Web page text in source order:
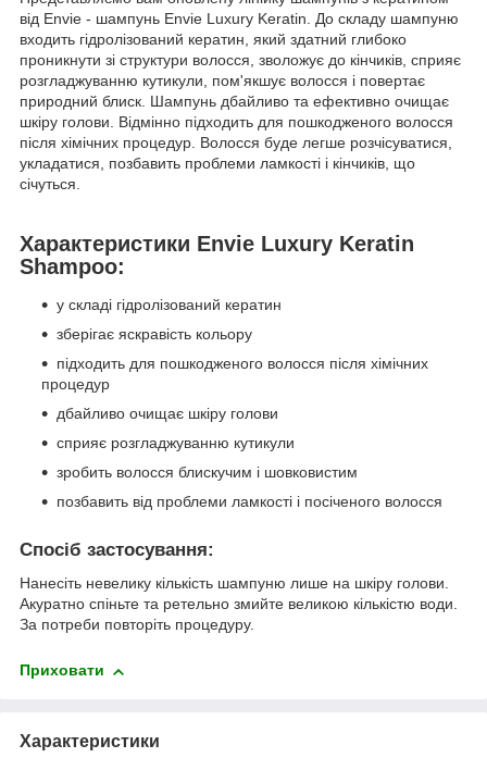
від Envie - шампунь Envie Luxury Keratin. До складу шампуню
входить гідролізований кератин, який здатний глибоко
проникнути зі структури волосся, зволожує до кінчиків, сприяє
розгладжуванню кутикули, пом'якшує волосся і повертає
природний блиск. Шампунь дбайливо та ефективно очищає
шкіру голови. Відмінно підходить для пошкодженого волосся
після хімічних процедур. Волосся буде легше розчісуватися,
укладатися, позбавить проблеми ламкості і кінчиків, що
січуться.
Характеристики Envie Luxury Keratin
Shampoo:
у складі гідролізований кератин
зберігає яскравість кольору
підходить для пошкодженого волосся після хімічних
процедур
дбайливо очищає шкіру голови
сприяє розгладжуванню кутикули
зробить волосся блискучим і шовковистим
позбавить від проблеми ламкості і посіченого волосся
Спосіб застосування:
Нанесіть невелику кількість шампуню лише на шкіру голови.
Акуратно спіньте та ретельно змийте великою кількістю води.
За потреби повторіть процедуру.
Приховати
Характеристики